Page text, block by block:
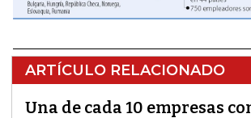
ARTÍCULO RELACIONADO
Una de cada 10 empresas